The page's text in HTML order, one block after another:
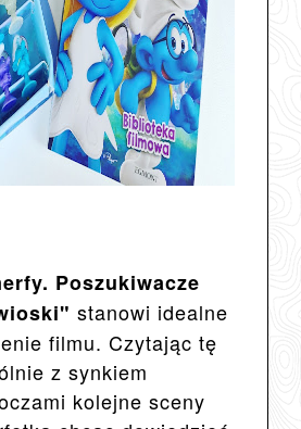
Poszukiwacze
stanowi idealne
filmu. Czytając tę
z synkiem
kolejne sceny